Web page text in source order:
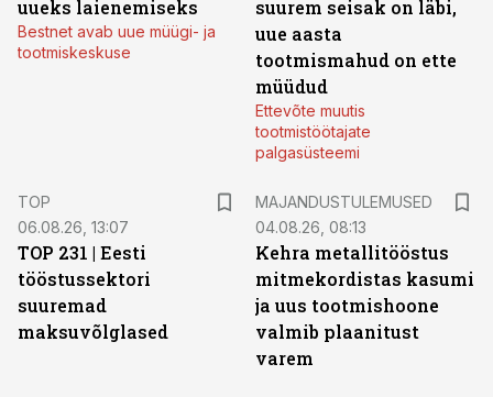
uueks laienemiseks
Bestnet avab uue müügi- ja
tootmiskeskuse
suurem seisak on läbi,
uue aasta
tootmismahud on ette
müüdud
Ettevõte muutis
tootmistöötajate
palgasüsteemi
TOP
06.08.26, 13:07
TOP 231 | Eesti
tööstussektori
suuremad
maksuvõlglased
MAJANDUSTULEMUSED
04.08.26, 08:13
Kehra metallitööstus
mitmekordistas kasumi
ja uus tootmishoone
valmib plaanitust
varem